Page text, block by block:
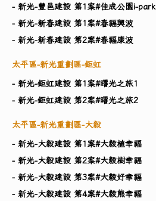
- 新光-豐邑建設 第1案#佳成公園i-park
- 新光-新春建設 第1案#春福興波
- 新光-新春建設 第2案#春福康波
太平區-新光重劃區-鉅虹
- 新光-鉅虹建設 第1案#曙光之旅1
- 新光-鉅虹建設 第2案#曙光之旅2
太平區-新光重劃區-大毅
- 新光-大毅建設 第1案#大毅植幸福
- 新光-大毅建設 第2案#大毅樹幸福
- 新光-大毅建設 第3案#大毅好幸福
- 新光-大毅建設 第4案#大毅熊幸福